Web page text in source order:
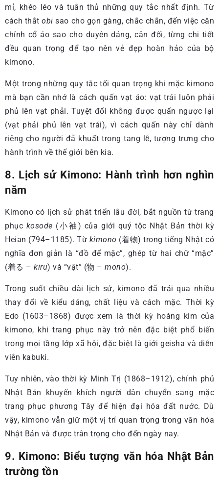
mỉ, khéo léo và tuân thủ những quy tắc nhất định. Từ
cách thắtobi sao cho gọn gàng, chắc chắn, đến việc căn
chỉnh cổ áo sao cho duyên dáng, cân đối, từng chi tiết
đều quan trọng để tạo nên vẻ đẹp hoàn hảo của bộ
kimono.
Một trong những quy tắc tối quan trọng khi mặc kimono
mà bạn cần nhớ là cách quấn vạt áo: vạt trái luôn phải
phủ lên vạt phải. Tuyệt đối không được quấn ngược lại
(vạt phải phủ lên vạt trái), vì cách quấn này chỉ dành
riêng cho người đã khuất trong tang lễ, tượng trưng cho
hành trình về thế giới bên kia.
8. Lịch sử Kimono: Hành trình hơn nghìn
năm
Kimono có lịch sử phát triển lâu đời, bắt nguồn từ trang
phục kosode (小袖) của giới quý tộc Nhật Bản thời kỳ
Heian (794–1185). Từ kimono (着物) trong tiếng Nhật có
nghĩa đơn giản là “đồ để mặc”, ghép từ hai chữ “mặc”
(着る – kiru) và “vật” (物 – mono).
Trong suốt chiều dài lịch sử, kimono đã trải qua nhiều
thay đổi về kiểu dáng, chất liệu và cách mặc. Thời kỳ
Edo (1603–1868) được xem là thời kỳ hoàng kim của
kimono, khi trang phục này trở nên đặc biệt phổ biến
trong mọi tầng lớp xã hội, đặc biệt là giới geisha và diễn
viên kabuki.
Tuy nhiên, vào thời kỳ Minh Trị (1868–1912), chính phủ
Nhật Bản khuyến khích người dân chuyển sang mặc
trang phục phương Tây để hiện đại hóa đất nước. Dù
vậy, kimono vẫn giữ một vị trí quan trọng trong văn hóa
Nhật Bản và được trân trọng cho đến ngày nay.
9. Kimono: Biểu tượng văn hóa Nhật Bản
trường tồn